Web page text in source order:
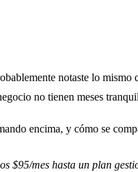
notaste lo
no tienen meses
encima, y cómo se
$95/mes hasta un plan